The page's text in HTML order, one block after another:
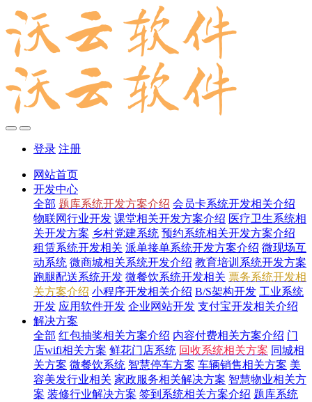
登录 注册
网站首页
开发中心
全部 题库系统开发方案介绍 会员卡系统开发相关介绍
物联网行业开发 课堂相关开发方案介绍 医疗卫生系统相
关开发方案 乡村党建系统 预约系统相关开发方案介绍
租赁系统开发相关 派单接单系统开发方案介绍 微现场互
动系统 微商城相关系统开发介绍 教育培训系统开发方案
跑腿配送系统开发 微餐饮系统开发相关 票务系统开发相
关方案介绍 小程序开发相关介绍 B/S架构开发 工业系统
开发 应用软件开发 企业网站开发 支付宝开发相关介绍
解决方案
全部 红包抽奖相关方案介绍 内容付费相关方案介绍 门
店wifi相关方案 鲜花门店系统 回收系统相关方案 同城相
关方案 微餐饮系统 智慧停车方案 车辆销售相关方案 美
容美发行业相关 家政服务相关解决方案 智慧物业相关方
案 装修行业解决方案 签到系统相关方案介绍 题库系统